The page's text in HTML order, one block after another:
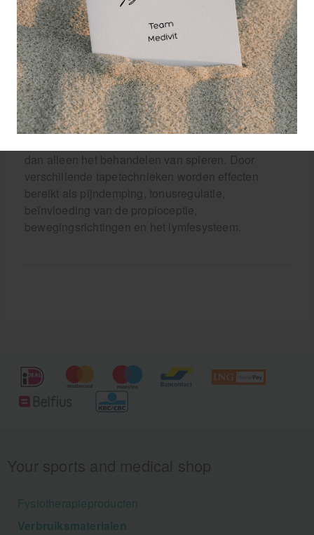
samenstelling garandeert optimaal draagcomfort.
De basis van het therapeutisch elastisch tapen
werd in de jaren zeventig gelegd in Japan en
Korea. Er is een elastische tapesoort ontwikkeld
welke de spieren in hun functie ondersteunen,
zonder daarbij de beweging te beperken. Het
lichaamseigen herstelproces wordt daardoor
dan alleen het behandelen van spieren. Door
verschillende tapetechnieken worden effecten
bereikt als pijndemping, tonusregulatie,
beïnvloeding van de propioceptie,
bewegingsrichtingen en het lymfesysteem.
Fysiotherapieproducten
Verbruiksmaterialen